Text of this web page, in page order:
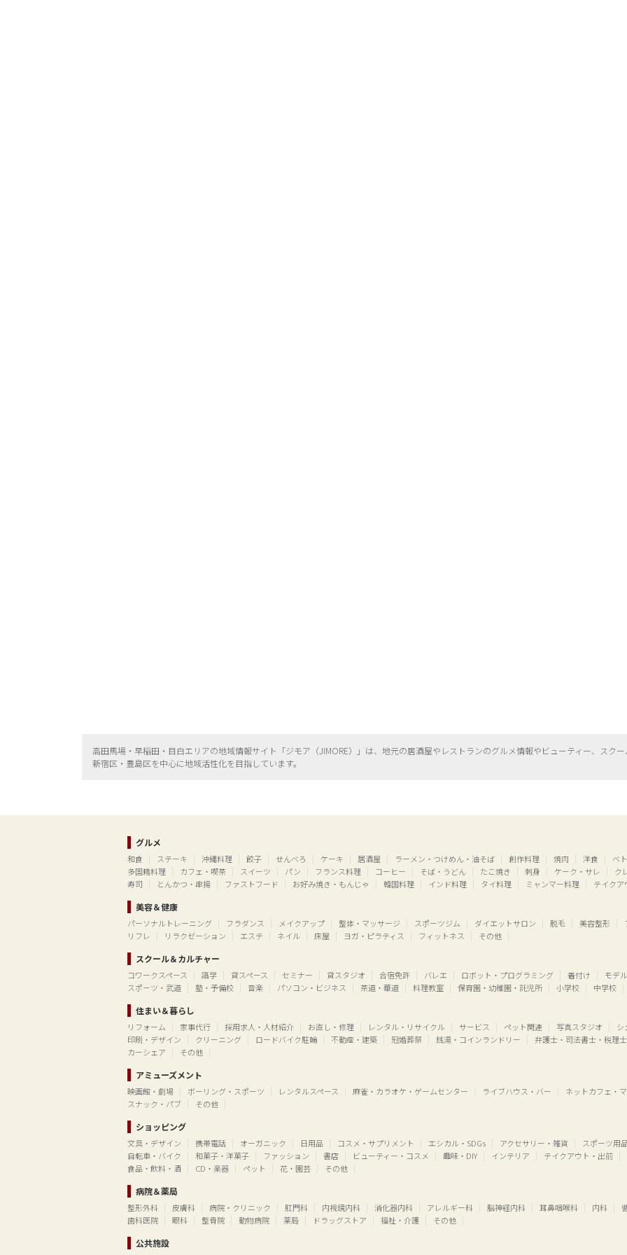
高田馬場・早稲田・目白エリアの地域情報サイト「ジモア（JIMORE）」は、地元の居酒屋やレストランのグルメ情報やビューティー、 スク
新宿区・ 豊島区を中心に地域活性化を目指しています。
グルメ
和食 ステーキ 沖縄料理 餃子 せんべろ ケーキ 居酒屋 ラーメン・つけめん・油そば 創作料理 焼肉 洋食
ベ
多国籍料理
カフェ・喫茶 スイーツ パン フランス料理 コーヒー そば・うどん たこ焼き 刺身 ケーク・サレ
ク
寿司
とんかつ・串揚 ファストフード お好み焼き・もんじゃ 韓国料理 インド料理 タイ料理 ミャンマー料理 テイクア
美容＆健康
パーソナルトレーニング フラダンス メイクアップ 整体・マッサージ スポーツジム ダイエットサロン 脱毛 美容整形
リフレ
リラクゼーション エステ ネイル 床屋 ヨガ・ピラティス フィットネス その他
スクール＆カルチャー
コワークスペース 語学 貸スペース セミナー 貸スタジオ 合宿免許 バレエ ロボット・プログラミング 着付け
モデ
スポーツ・武道
塾・予備校 音楽 パソコン・ビジネス 茶道・華道 料理教室 保育園・幼稚園・託児所 小学校 中学校
住まい＆暮らし
リフォーム 家事代行 採用求人・人材紹介 お直し・修理 レンタル・リサイクル サービス ペット関連 写真スタジオ
シ
印刷・デザイン
クリーニング ロードバイク駐輪 不動産・建築 冠婚葬祭 銭湯・コインランドリー
弁護士・司法書士・税理士
カーシェア
その他
アミューズメント
映画館・劇場 ボーリング・スポーツ レンタルスペース 麻雀・カラオケ・ゲームセンター ライブハウス・バー
ネットカフェ・
スナック・パブ
その他
ショッピング
文具・デザイン 携帯電話 オーガニック 日用品 コスメ・サプリメント エシカル・SDGs アクセサリー・雑貨
スポーツ用
自転車・バイク
和菓子・洋菓子 ファッション 書店 ビューティー・コスメ 趣味・DIY インテリア
テイクアウト・出前
食品・飲料・酒
CD・楽器 ペット 花・園芸 その他
病院＆薬局
整形外科 皮膚科 病院・クリニック 肛門科 内視鏡内科 消化器内科 アレルギー科 脳神経内科 耳鼻咽喉科 内科
歯科医院
眼科 整骨院 動物病院 薬局 ドラッグストア 福祉・介護 その他
公共施設